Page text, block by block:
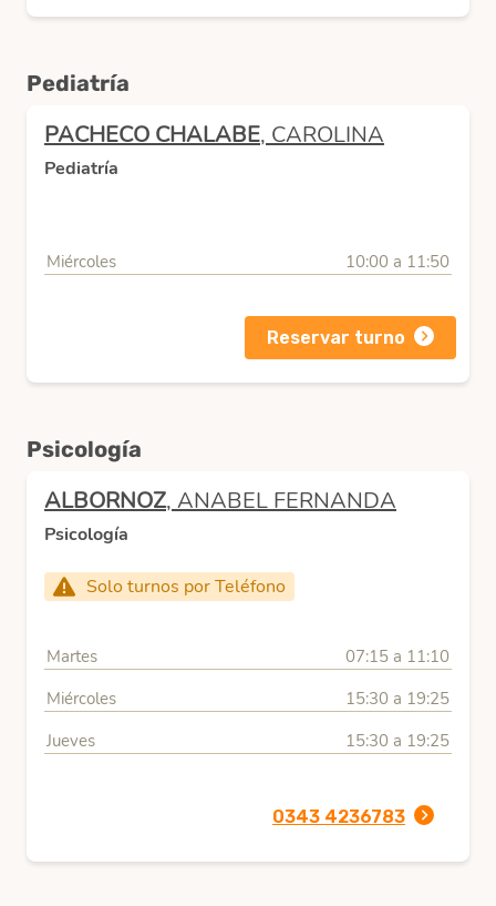
Pediatría
PACHECO CHALABE, CAROLINA
Pediatría
Miércoles 10:00 a 11:50
Reservar turno
Psicología
ALBORNOZ, ANABEL FERNANDA
Psicología
Solo turnos por Teléfono
Martes
07:15 a 11:10
Miércoles
15:30 a 19:25
Jueves
15:30 a 19:25
0343 4236783